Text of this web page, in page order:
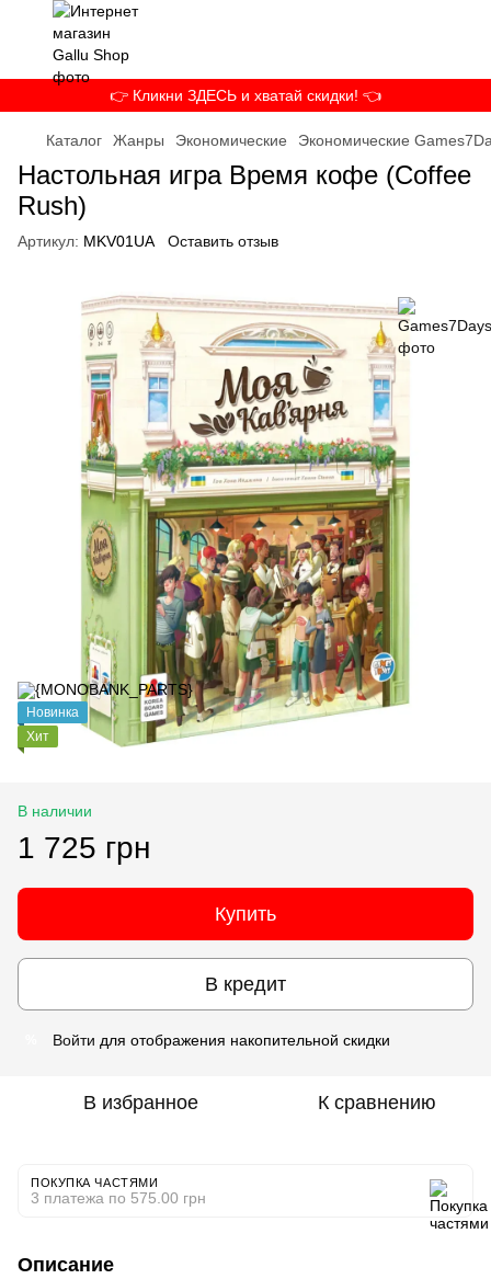
👉 Кликни ЗДЕСЬ и хватай скидки! 👈
Каталог Жанры Экономические Экономические
Настольная игра Время кофе (Coffee
Rush)
Артикул: MKV01UA Оставить отзыв
Новинка
Хит
В наличии
1 725 грн
Купить
В кредит
Войти для отображения накопительной скидки
В избранное К сравнению
ПОКУПКА ЧАСТЯМИ
3 платежа по 575.00 грн
Описание